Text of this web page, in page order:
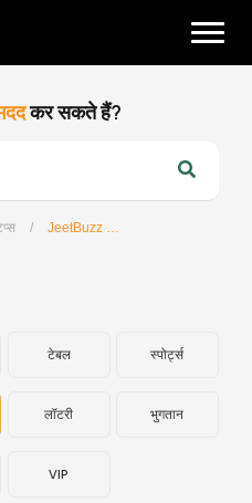
कर सकते हैं?
/
टेबल स्पोर्ट्स
लॉटरी भुगतान
VIP